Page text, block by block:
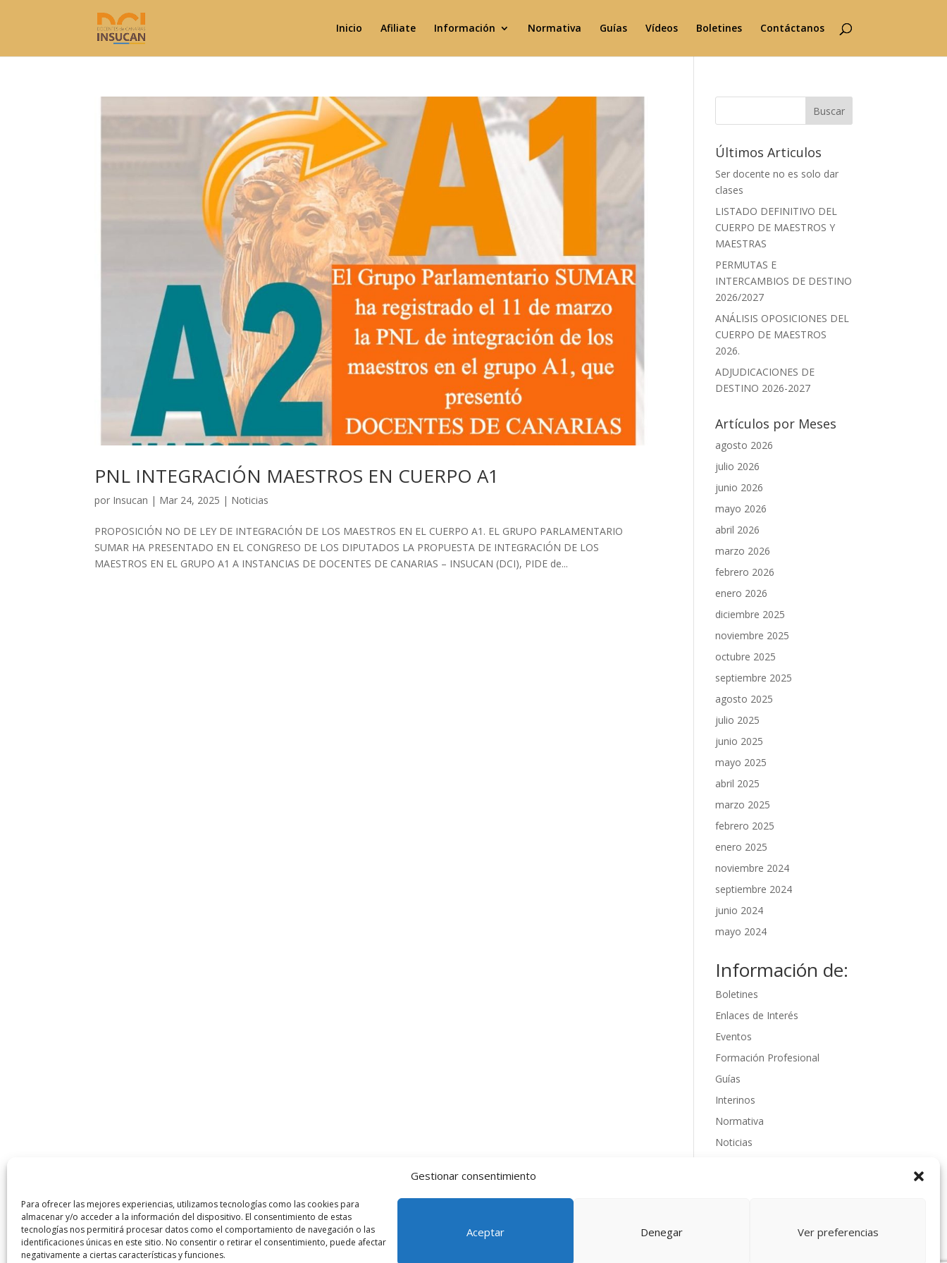
Gestionar consentimiento
Para ofrecer las mejores experiencias, utilizamos tecnologías como las cookies para
almacenar y/o acceder a la información del dispositivo. El consentimiento de estas
tecnologías nos permitirá procesar datos como el comportamiento de navegación o las
identificaciones únicas en este sitio. No consentir o retirar el consentimiento, puede afectar
negativamente a ciertas características y funciones.
Aceptar Denegar Ver preferencias
Inicio Afiliate Información Normativa Guías Vídeos Boletines Contáctanos
PNL INTEGRACIÓN MAESTROS EN CUERPO A1
por Insucan | Mar 24, 2025 | Noticias
PROPOSICIÓN NO DE LEY DE INTEGRACIÓN DE LOS MAESTROS EN EL CUERPO A1. EL GRUPO PARLAMENTARIO
SUMAR HA PRESENTADO EN EL CONGRESO DE LOS DIPUTADOS LA PROPUESTA DE INTEGRACIÓN DE LOS
MAESTROS EN EL GRUPO A1 A INSTANCIAS DE DOCENTES DE CANARIAS – INSUCAN (DCI), PIDE de...
Buscar
Últimos Articulos
Ser docente no es solo dar
clases
LISTADO DEFINITIVO DEL
CUERPO DE MAESTROS Y
MAESTRAS
PERMUTAS E
INTERCAMBIOS DE DESTINO
2026/2027
ANÁLISIS OPOSICIONES DEL
CUERPO DE MAESTROS
2026.
ADJUDICACIONES DE
DESTINO 2026-2027
Artículos por Meses
agosto 2026
julio 2026
junio 2026
mayo 2026
abril 2026
marzo 2026
febrero 2026
enero 2026
diciembre 2025
noviembre 2025
octubre 2025
septiembre 2025
agosto 2025
julio 2025
junio 2025
mayo 2025
abril 2025
marzo 2025
febrero 2025
enero 2025
noviembre 2024
septiembre 2024
junio 2024
mayo 2024
Información de:
Boletines
Enlaces de Interés
Eventos
Formación Profesional
Guías
Interinos
Normativa
Noticias